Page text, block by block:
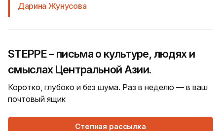
Дарина Жунусова
STEPPE – письма о культуре, людях и
смыслах Центральной Азии.
Коротко, глубоко и без шума. Раз в неделю — в ваш
почтовый ящик
Степная рассылка